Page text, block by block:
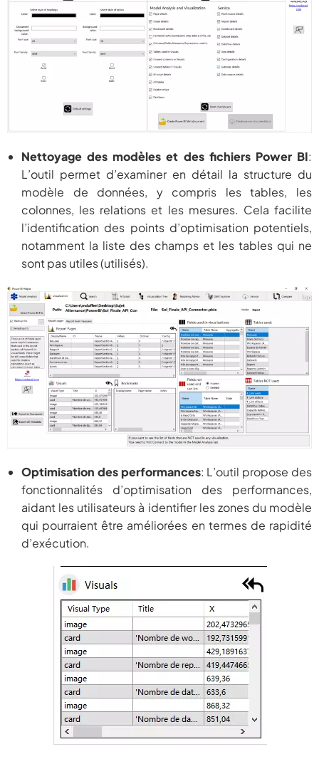
Nettoyage des modèles et des fichiers Power BI:
L’outil permet d’examiner en détail la structure du
modèle de données, y compris les tables, les
colonnes, les relations et les mesures. Cela facilite
l’identification des points d’optimisation potentiels,
notamment la liste des champs et les tables qui ne
sont pas utiles (utilisés).
Optimisation des performances: L’outil propose des
fonctionnalités d’optimisation des performances,
aidant les utilisateurs à identifier les zones du modèle
qui pourraient être améliorées en termes de rapidité
d’exécution.